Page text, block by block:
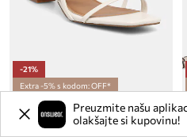
-21%
Extra -5% s kodom: OFF*
Aldo sandale od kože 14334652
Trenutna cijena:
80,99 €
Preuzmite našu
olakšajte si kupovinu!